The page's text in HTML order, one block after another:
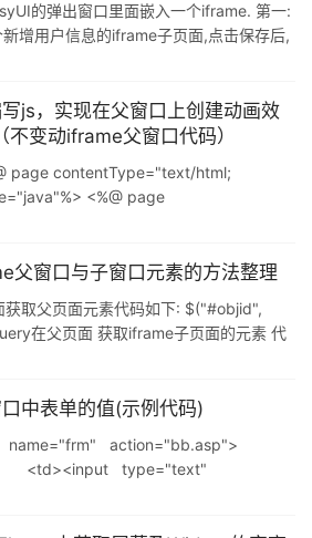
的弹出窗口里面嵌入一个iframe. 第一:
增用户信息的iframe子页面,点击保存后,
子窗口会全部加载数据库表中所有的存
把加载的权限信息拼接html Append到一
js，实现在父窗口上创建动画效
变动iframe父窗口代码）
page contentType="text/html;
<%@ page
父窗口与子窗口元素的方法整理
取父页面元素代码如下: $("#objid",
在父页面 获取iframe子页面的元素 代
元素id");
中表单的值(示例代码)
action="bb.asp">
type="text"